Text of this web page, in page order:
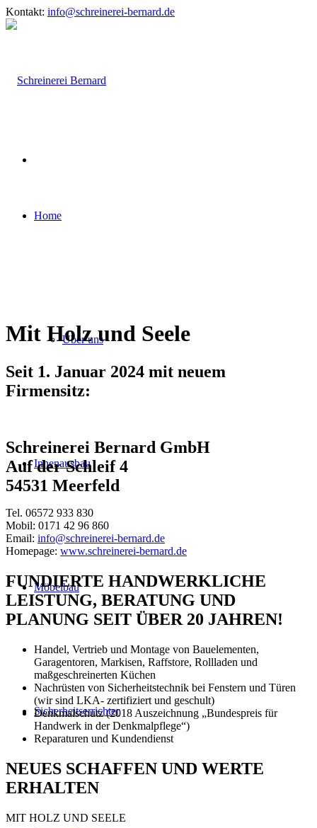
Kontakt: info@schreinerei-bernard.de
Home
Über uns
Innenausbau
Möbelbau
Sicherheitserrichter
Mit Holz und Seele
Seit 1. Januar 2024 mit neuem
Firmensitz:
Schreinerei Bernard GmbH
Auf der Schleif 4
54531 Meerfeld
Tel. 06572 933 830
Mobil: 0171 42 96 860
Email: info@schreinerei-bernard.de
Homepage: www.schreinerei-bernard.de
FUNDIERTE HANDWERKLICHE
LEISTUNG, BERATUNG UND
PLANUNG SEIT ÜBER 20 JAHREN!
Handel, Vertrieb und Montage von Bauelementen,
Garagentoren, Markisen, Raffstore, Rollladen und
maßgeschreinerten Küchen
Nachrüsten von Sicherheitstechnik bei Fenstern und Türen
(wir sind LKA- zertifiziert und geschult)
Denkmalschutz (2018 Auszeichnung „Bundespreis für
Handwerk in der Denkmalpflege“)
Reparaturen und Kundendienst
NEUES SCHAFFEN UND WERTE
ERHALTEN
MIT HOLZ UND SEELE